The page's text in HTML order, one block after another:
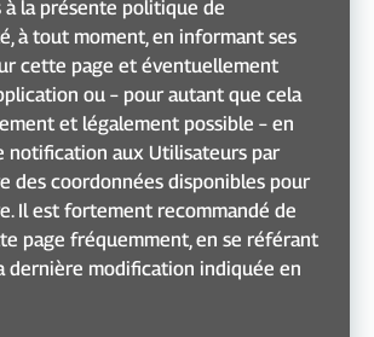
à la présente politique de
à tout moment, en informant ses
cette page et éventuellement
ou – pour autant que cela
et légalement possible – en
notification aux Utilisateurs par
des coordonnées disponibles pour
Il est fortement recommandé de
page fréquemment, en se référant
dernière modification indiquée en